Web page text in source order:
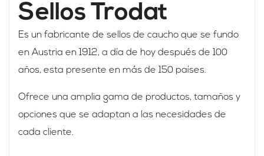
Sellos Trodat
Es un fabricante de sellos de caucho que se fundo
en Austria en 1912, a día de hoy después de 100
años, esta presente en más de 150 países.
Ofrece una amplia gama de productos, tamaños y
opciones que se adaptan a las necesidades de
cada cliente.